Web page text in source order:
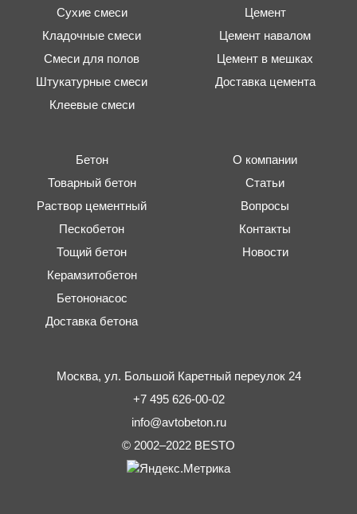
Сухие смеси
Кладочные смеси
Смеси для полов
Штукатурные смеси
Клеевые смеси
Цемент
Цемент навалом
Цемент в мешках
Доставка цемента
Бетон
Товарный бетон
Раствор цементный
Пескобетон
Тощий бетон
Керамзитобетон
Бетононасос
Доставка бетона
О компании
Статьи
Вопросы
Контакты
Новости
Москва, ул. Большой Каретный переулок 24
+7 495 626-00-02
info@avtobeton.ru
© 2002–2022 BESTO